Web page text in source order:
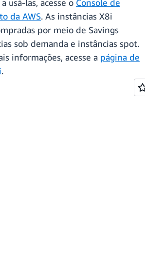
usá-las, acesse o Console de
da AWS. As instâncias X8i
por meio de Savings
sob demanda e instâncias spot.
informações, acesse a página de
.